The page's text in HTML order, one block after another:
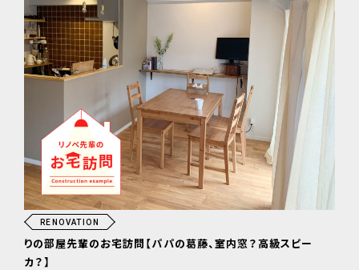
RENOVATION
りの部屋先輩のお宅訪問【パパの葛藤、室内窓？高級スピー
カ？】